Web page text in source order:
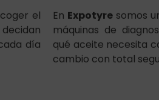
día
qué aceite necesita
cambio con total